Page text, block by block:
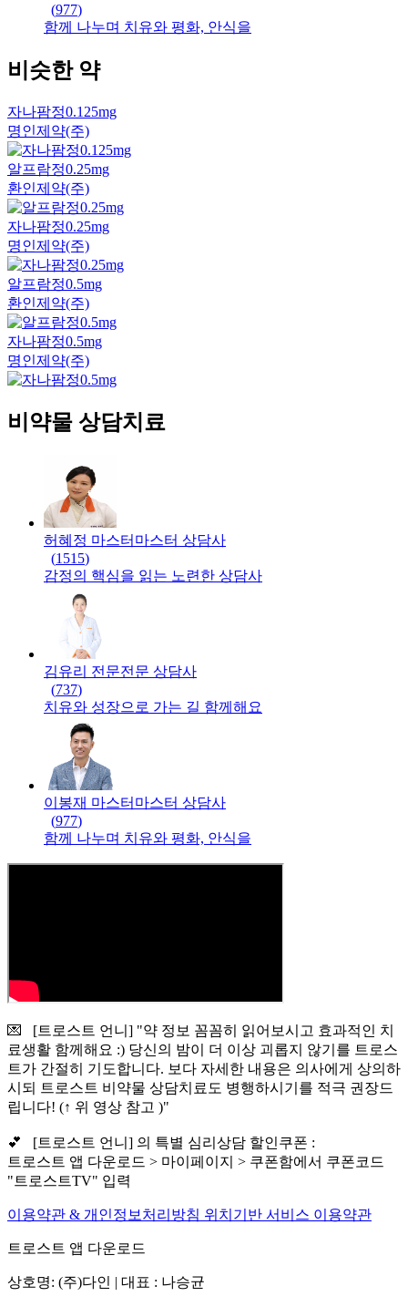
(977)
함께 나누며 치유와 평화, 안식을
비슷한 약
자나팜정0.125mg
명인제약(주)
알프람정0.25mg
환인제약(주)
자나팜정0.25mg
명인제약(주)
알프람정0.5mg
환인제약(주)
자나팜정0.5mg
명인제약(주)
비약물 상담치료
허혜정 마스터 마스터 상담사
(1515)
감정의 핵심을 읽는 노련한 상담사
김유리 전문전문 상담사
(737)
치유와 성장으로 가는 길 함께해요
이봉재 마스터 마스터 상담사
(977)
함께 나누며 치유와 평화, 안식을
💌 [트로스트 언니] "약 정보 꼼꼼히 읽어보시고 효과적인 치
료생활 함께해요 :) 당신의 밤이 더 이상 괴롭지 않기를 트로스
트가 간절히 기도합니다. 보다 자세한 내용은 의사에게 상의하
시되 트로스트 비약물 상담치료도 병행하시기를 적극 권장드
립니다! (↑ 위 영상 참고 )"
💕 [트로스트 언니] 의 특별 심리상담 할인쿠폰 :
트로스트 앱 다운로드 > 마이페이지 > 쿠폰함에서 쿠폰코드
"트로스트TV" 입력
이용약관 & 개인정보처리방침 위치기반 서비스 이용약관
트로스트 앱 다운로드
상호명: (주)다인 | 대표 : 나승균